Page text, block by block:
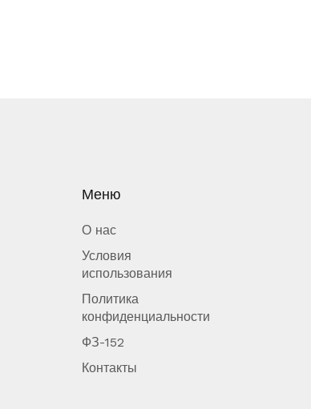
Меню
О нас
Условия
использования
Политика
конфиденциальности
ФЗ-152
Контакты